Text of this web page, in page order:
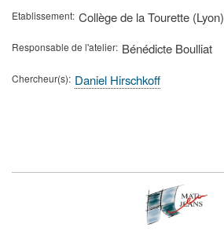
Etablissement Collège de la Tourette (Lyon)
Responsable de l'atelier Bénédicte Boulliat
Chercheur(s) Daniel Hirschkoff